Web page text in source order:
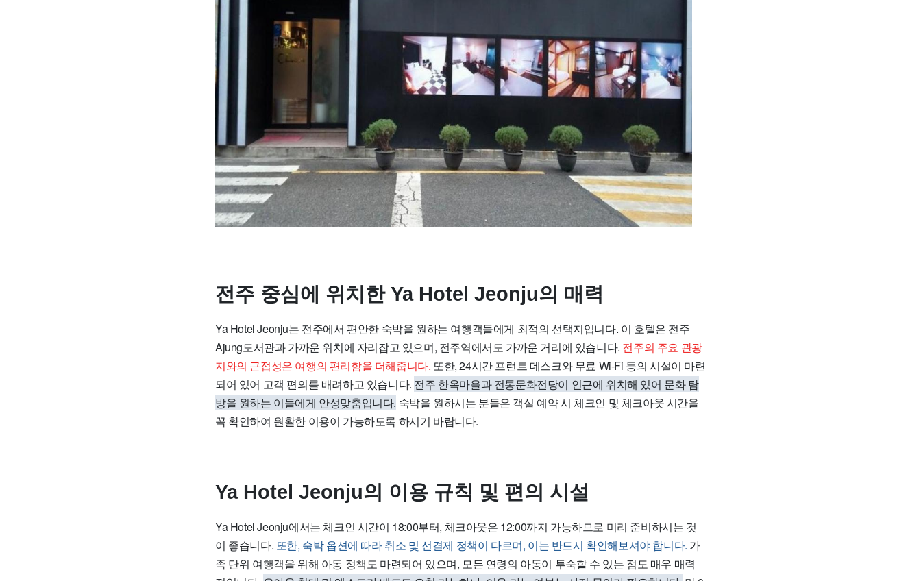
전주 중심에 위치한 Ya Hotel Jeonju의 매력
Ya Hotel Jeonju는 전주에서 편안한 숙박을 원하는 여행객들에게 최적의 선택지입니다. 이 호텔은 전주
Ajung도서관과 가까운 위치에 자리잡고 있으며, 전주역에서도 가까운 거리에 있습니다. 전주의 주요 관광
지와의 근접성은 여행의 편리함을 더해줍니다. 또한, 24시간 프런트 데스크와 무료 Wi-Fi 등의 시설이 마련
되어 있어 고객 편의를 배려하고 있습니다. 전주 한옥마을과 전통문화전당이 인근에 위치해 있어 문화 탐
방을 원하는 이들에게 안성맞춤입니다. 숙박을 원하시는 분들은 객실 예약 시 체크인 및 체크아웃 시간을
꼭 확인하여 원활한 이용이 가능하도록 하시기 바랍니다.
Ya Hotel Jeonju의 이용 규칙 및 편의 시설
Ya Hotel Jeonju에서는 체크인 시간이 18:00부터, 체크아웃은 12:00까지 가능하므로 미리 준비하시는 것
이 좋습니다. 또한, 숙박 옵션에 따라 취소 및 선결제 정책이 다르며, 이는 반드시 확인해보셔야 합니다. 가
족 단위 여행객을 위해 아동 정책도 마련되어 있으며, 모든 연령의 아동이 투숙할 수 있는 점도 매우 매력